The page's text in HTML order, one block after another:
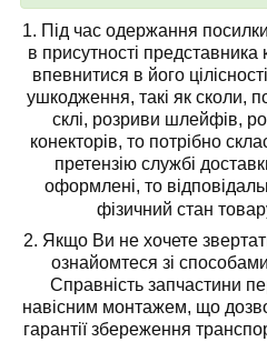
1. Під час одержання
в присутності представника
впевнитися в його
ушкодження, такі як сколи,
склі, розриви шлейфів,
конекторів, то потрібно
претензію службі
оформлені, то
фізичний стан
2. Якщо Ви не хочете
ознайомтеся зі
Справність запчастини
навісним монтажем, що
гарантії збереження